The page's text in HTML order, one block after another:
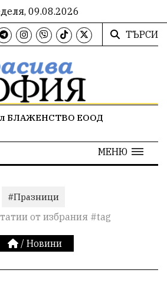
09.08.2026
ТЪРСИ
БЛАЖЕНСТВО ЕООД
МЕНЮ
#Празници
от избрания #tag
/ Новини